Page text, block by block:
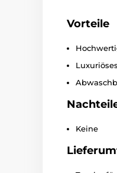
Vorteile
Keine